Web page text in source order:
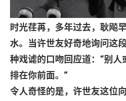
时光荏苒，多年过去，耿飚
水。当许世友好奇地询问这
种戏谑的口吻回应道： “别人
排在你前面。 ”
令人奇怪的是，许世友这位